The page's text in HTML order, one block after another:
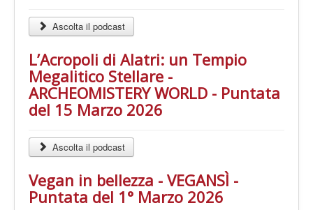
Ascolta il podcast
L’Acropoli di Alatri: un Tempio
Megalitico Stellare -
ARCHEOMISTERY WORLD - Puntata
del 15 Marzo 2026
Ascolta il podcast
Vegan in bellezza - VEGANSÌ -
Puntata del 1° Marzo 2026